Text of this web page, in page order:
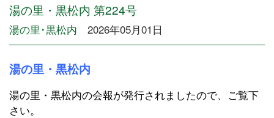
湯の里・黒松内 第224号
湯の里･黒松内 2026年05月01日
湯の里・黒松内
湯の里・黒松内の会報が発行されましたので、ご覧下
さい。